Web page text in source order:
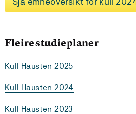
Fleire studieplaner
Kull Hausten 2025
Kull Hausten 2024
Kull Hausten 2023